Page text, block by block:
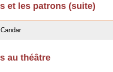
et les patrons (suite)
au théâtre